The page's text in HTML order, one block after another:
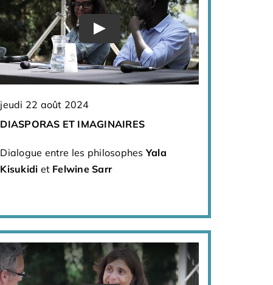
jeudi 22 août 2024
DIASPORAS ET IMAGINAIRES
Dialogue entre les philosophes Yala
Kisukidi et Felwine Sarr